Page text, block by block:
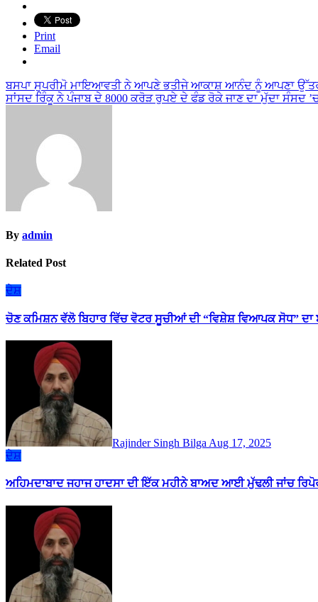
Print
Email
Post
navigation
ਬਸਪਾ ਸੁਪਰੀਮੋ ਮਾਇਆਵਤੀ ਨੇ ਆਪਣੇ ਭਤੀਜੇ ਆਕਾਸ਼ ਆਨੰਦ ਨੂੰ ਆਪਣਾ
ਸਾਂਸਦ ਰਿੰਕੂ ਨੇ ਪੰਜਾਬ ਦੇ 8000 ਕਰੋੜ ਰੁਪਏ ਦੇ ਫੰਡ ਰੋਕੇ ਜਾਣ ਦਾ ਮੁੱਦਾ ਸੰਸਦ
By admin
Related Post
ਦੇਸ਼
ਚੋਣ ਕਮਿਸ਼ਨ ਵੱਲੋ ਬਿਹਾਰ ਵਿੱਚ ਵੋਟਰ ਸੂਚੀਆਂ ਦੀ “ਵਿਸ਼ੇਸ਼ ਵਿਆਪਕ ਸੋਧ” ਦਾ
Rajinder Singh Bilga Aug 17, 2025
ਦੇਸ਼
ਅਹਿਮਦਾਬਾਦ ਜਹਾਜ ਹਾਦਸਾ ਦੀ ਇੱਕ ਮਹੀਨੇ ਬਾਅਦ ਆਈ ਮੁੱਢਲੀ ਜਾਂਚ